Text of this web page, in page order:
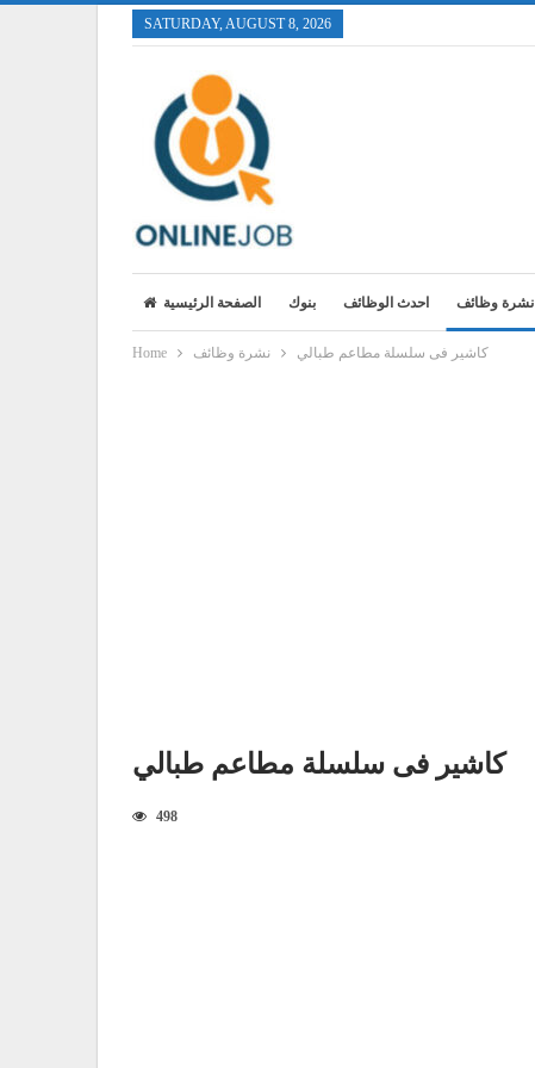
SATURDAY, AUGUST 8, 2026
الصفحة الرئيسية بنوك احدث الوظائف نشرة وظائف
Home نشرة وظائف كاشير فى سلسلة مطاعم طبالي
كاشير فى سلسلة مطاعم طبالي
498